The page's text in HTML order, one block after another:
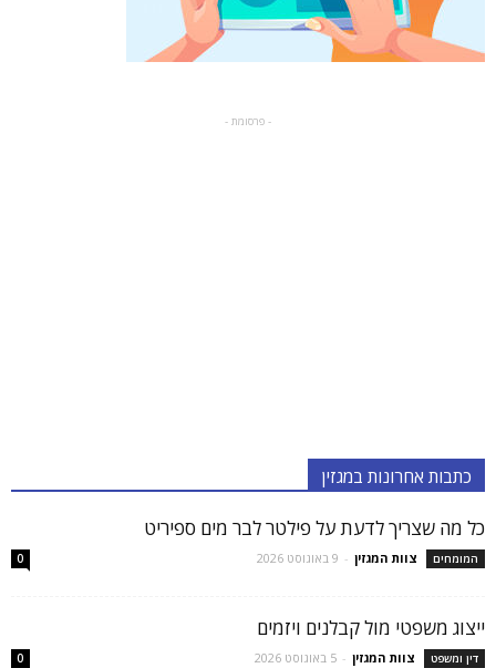
- פרסומת -
כתבות אחרונות במגזין
כל מה שצריך לדעת על פילטר לבר מים ספיריט
המומחים צוות המגזין - 9 באוגוסט 2026 0
ייצוג משפטי מול קבלנים ויזמים
דין ומשפט צוות המגזין - 5 באוגוסט 2026 0